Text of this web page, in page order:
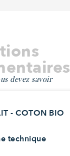
devez savoir
- COTON BIO
technique